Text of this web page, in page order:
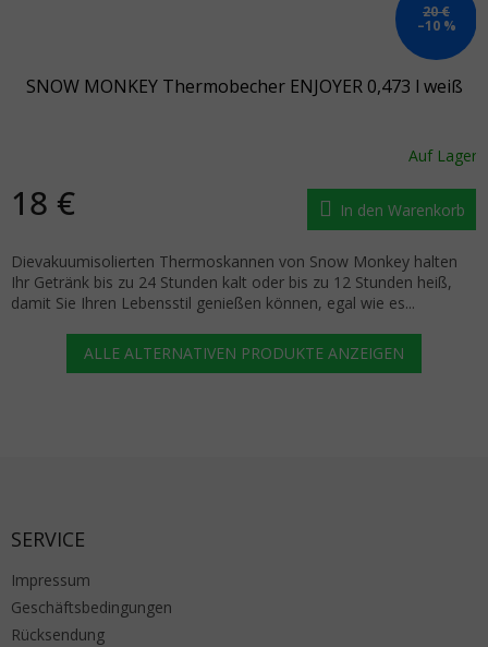
20 €
–10 %
SNOW MONKEY Thermobecher ENJOYER 0,473 l weiß
Auf Lager
18 € In den Warenkorb
Dievakuumisolierten Thermoskannen von Snow Monkey halten
Ihr Getränk bis zu 24 Stunden kalt oder bis zu 12 Stunden heiß,
damit Sie Ihren Lebensstil genießen können, egal wie es...
ALLE ALTERNATIVEN PRODUKTE ANZEIGEN
SERVICE
Impressum
Geschäftsbedingungen
Rücksendung